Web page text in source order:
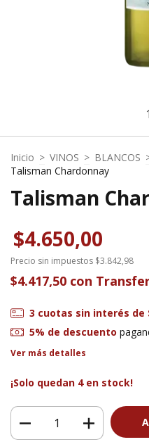
1
Inicio > VINOS > BLANCOS
Talisman Chardonnay
Talisman
$4.650,00
Precio sin impuestos $3.842,98
$4.417,50 con
3 cuotas sin interés de
5% de descuento
Ver más detalles
¡Solo quedan 4en stock!